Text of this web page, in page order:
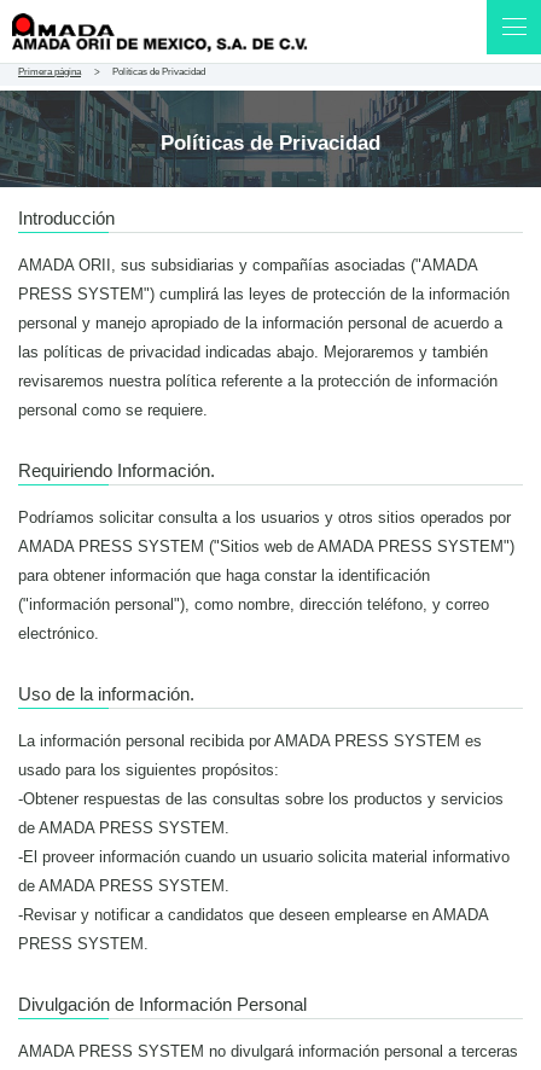
Políticas de Privacidad
Primera página Políticas de Privacidad
Introducción
AMADA ORII, sus subsidiarias y compañías asociadas ("AMADA
PRESS SYSTEM") cumplirá las leyes de protección de la información
personal y manejo apropiado de la información personal de acuerdo a
las políticas de privacidad indicadas abajo. Mejoraremos y también
revisaremos nuestra política referente a la protección de información
personal como se requiere.
Requiriendo Información.
Podríamos solicitar consulta a los usuarios y otros sitios operados por
AMADA PRESS SYSTEM ("Sitios web de AMADA PRESS SYSTEM")
para obtener información que haga constar la identificación
("información personal"), como nombre, dirección teléfono, y correo
electrónico.
Uso de la información.
La información personal recibida por AMADA PRESS SYSTEM es
usado para los siguientes propósitos:
-Obtener respuestas de las consultas sobre los productos y servicios
de AMADA PRESS SYSTEM.
-El proveer información cuando un usuario solicita material informativo
de AMADA PRESS SYSTEM.
-Revisar y notificar a candidatos que deseen emplearse en AMADA
PRESS SYSTEM.
Divulgación de Información Personal
AMADA PRESS SYSTEM no divulgará información personal a terceras